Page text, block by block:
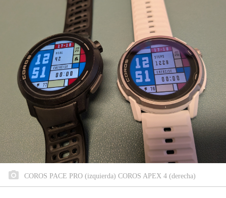
COROS PACE PRO (izquierda) COROS APEX 4 (derecha)